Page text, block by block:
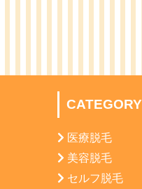
CATEGORY
医療脱毛
美容脱毛
セルフ脱毛